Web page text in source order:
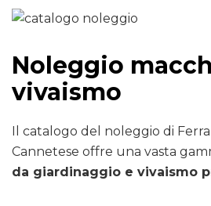
Noleggio
vivaismo
Il catalogo del noleggio di
Cannetese offre una vasta
da giardinaggio e vivaismo